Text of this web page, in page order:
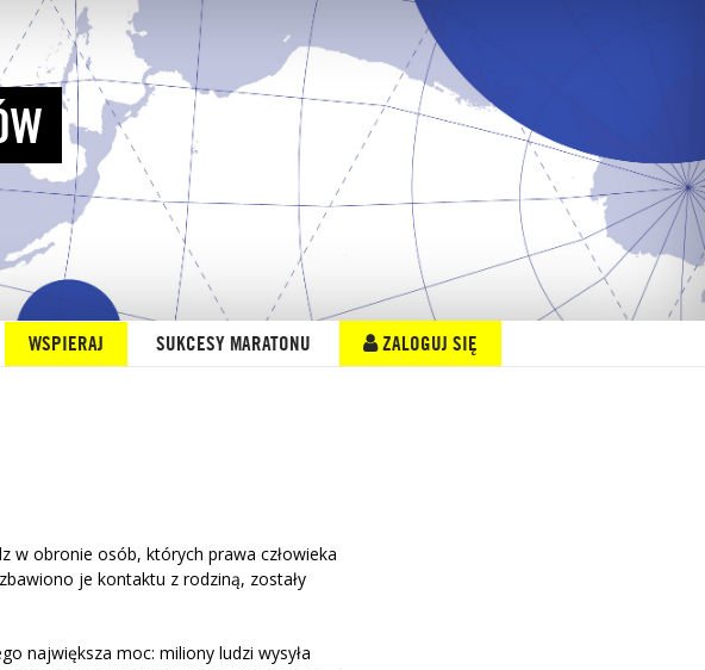
WSPIERAJ SUKCESY MARATONU ZALOGUJ SIĘ
w obronie osób, których prawa człowieka
je kontaktu z rodziną, zostały
największa moc: miliony ludzi wysyła